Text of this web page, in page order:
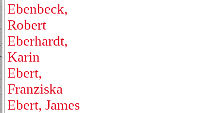
Ebenbeck,
Robert
Eberhardt,
Karin
Ebert,
Franziska
Ebert, James